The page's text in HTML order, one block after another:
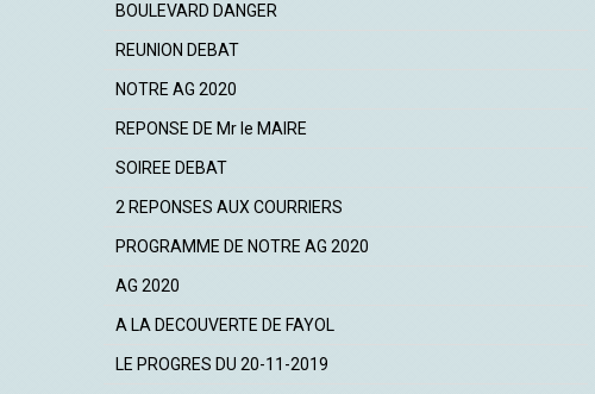
BOULEVARD DANGER
REUNION DEBAT
NOTRE AG 2020
REPONSE DE Mr le MAIRE
SOIREE DEBAT
2 REPONSES AUX COURRIERS
PROGRAMME DE NOTRE AG 2020
AG 2020
A LA DECOUVERTE DE FAYOL
LE PROGRES DU 20-11-2019